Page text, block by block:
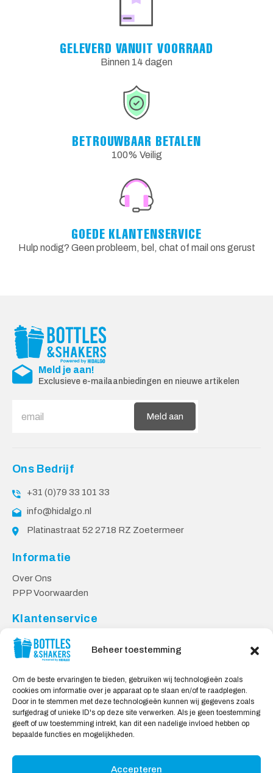
Beheer toestemming
Om de beste ervaringen te bieden, gebruiken wij technologieën zoals
cookies om informatie over je apparaat op te slaan en/of te raadplegen.
Door in te stemmen met deze technologieën kunnen wij gegevens zoals
surfgedrag of unieke ID's op deze site verwerken. Als je geen toestemming
geeft of uw toestemming intrekt, kan dit een nadelige invloed hebben op
bepaalde functies en mogelijkheden.
Accepteren
GELEVERD VANUIT VOORRAAD
Binnen 14 dagen
BETROUWBAAR BETALEN
100% Veilig
GOEDE KLANTENSERVICE
Hulp nodig? Geen probleem, bel, chat of mail ons gerust
Meld je aan!
Exclusieve e-mailaanbiedingen en nieuwe artikelen
Meld aan
Ons Bedrijf
+31 (0)79 33 101 33
info@hidalgo.nl
Platinastraat 52 2718 RZ Zoetermeer
Informatie
Over Ons
PPP Voorwaarden
Klantenservice
Contact
Levering & Retourneren
Veilig Shoppen
My account
Winkelwagen